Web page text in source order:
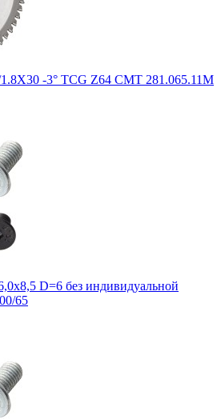
-3° TCG Z64 CMT 281.065.11M
D=6 без индивидуальной
65